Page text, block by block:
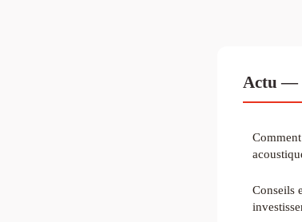
Actu —
Conseils